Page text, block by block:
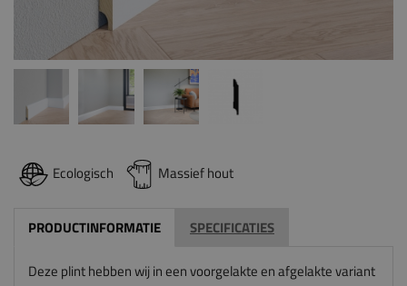
Ecologisch Massief hout
PRODUCTINFORMATIE SPECIFICATIES
Deze plint hebben wij in een voorgelakte en afgelakte variant